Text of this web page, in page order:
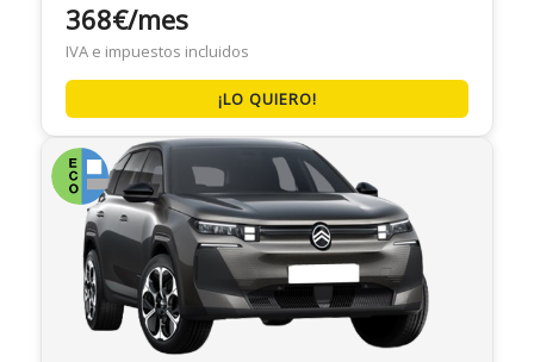
368€/mes
IVA e impuestos incluidos
¡LO QUIERO!